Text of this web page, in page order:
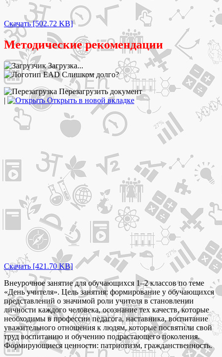
Скачать [502.72 KB]
Методические рекомендации
Загрузка...
Слишком долго?
Перезагрузить документ
|
Открыть в новой вкладке
Скачать [421.70 KB]
Внеурочное занятие для обучающихся 1–2 классов по теме
«День учителя». Цель занятия: формирование у обучающихся
представлений о значимой роли учителя в становлении
личности каждого человека, осознание тех качеств, которые
необходимы в профессии педагога, наставника, воспитание
уважительного отношения к людям, которые посвятили свой
труд воспитанию и обучению подрастающего поколения.
Формирующиеся ценности: патриотизм, гражданственность.